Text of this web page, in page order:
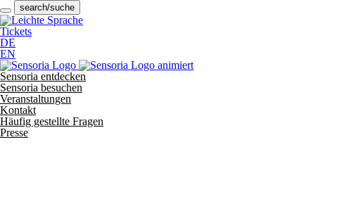
search/suche
Tickets
DE
EN
Sensoria entdecken
Sensoria besuchen
Veranstaltungen
Kontakt
Häufig gestellte Fragen
Presse